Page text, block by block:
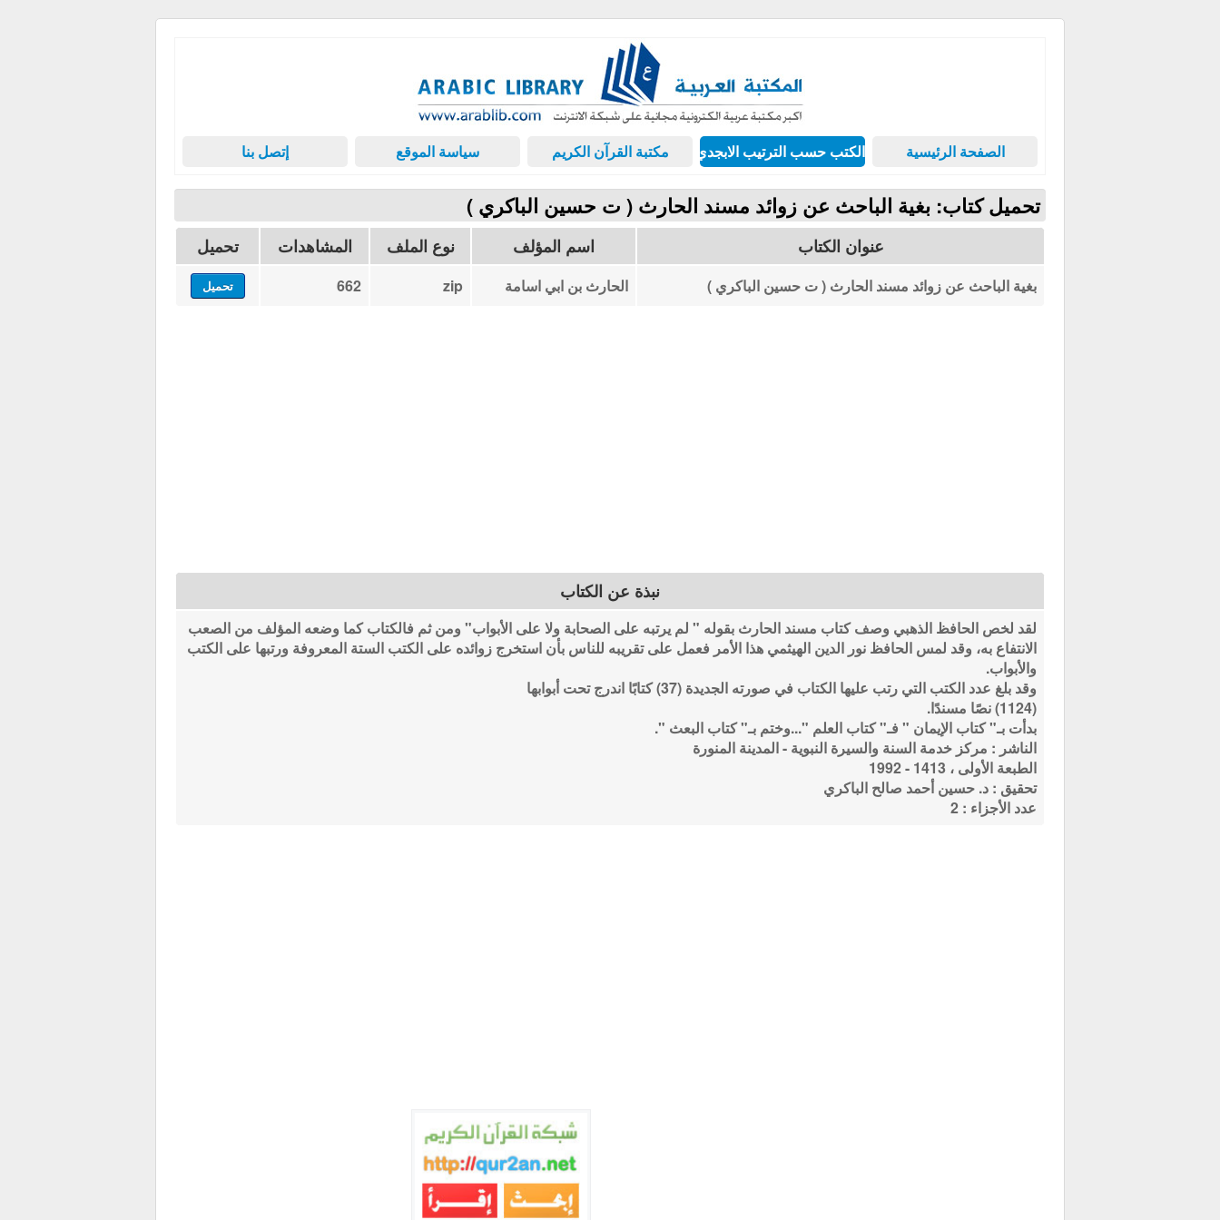
الصفحة الرئيسية الكتب حسب الترتيب الابجدي مكتبة القرآن الكريم سياسة الموقع إتصل بنا
تحميل كتاب: بغية الباحث عن زوائد مسند الحارث ( ت حسين الباكري )
عنوان الكتاب اسم المؤلف نوع الملف المشاهدات تحميل
بغية الباحث عن زوائد مسند الحارث ( ت حسين الباكري ) الحارث بن ابي اسامة zip
662 تحميل
نبذة عن الكتاب
لقد لخص الحافظ الذهبي وصف كتاب مسند الحارث بقوله " لم يرتبه على الصحابة ولا على الأبواب" ومن ثم فالكتاب كما وضعه المؤلف من الصعب
الانتفاع به، وقد لمس الحافظ نور الدين الهيثمي هذا الأمر فعمل على تقريبه للناس بأن استخرج زوائده على الكتب الستة المعروفة ورتبها على الكتب
والأبواب.
وقد بلغ عدد الكتب التي رتب عليها الكتاب في صورته الجديدة (37) كتابًا اندرج تحت أبوابها
(1124) نصًا مسندًا.
بدأت بـ" كتاب الإيمان " فـ" كتاب العلم "...وختم بـ" كتاب البعث ".
الناشر : مركز خدمة السنة والسيرة النبوية - المدينة المنورة
الطبعة الأولى ، 1413 - 1992
تحقيق : د. حسين أحمد صالح الباكري
عدد الأجزاء : 2